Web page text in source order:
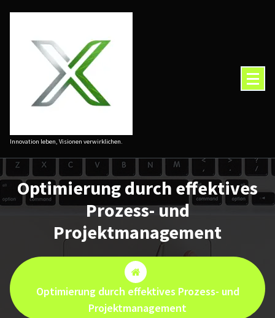
Innovation leben, Visionen verwirklichen.
Optimierung durch effektives
Prozess- und
Projektmanagement
Optimierung durch effektives Prozess- und
Projektmanagement